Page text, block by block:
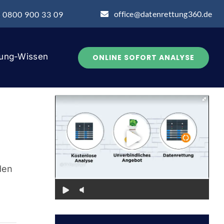
900 33 09 office@datenrettung360.de
Wissen ONLINE SOFORT ANALYSE